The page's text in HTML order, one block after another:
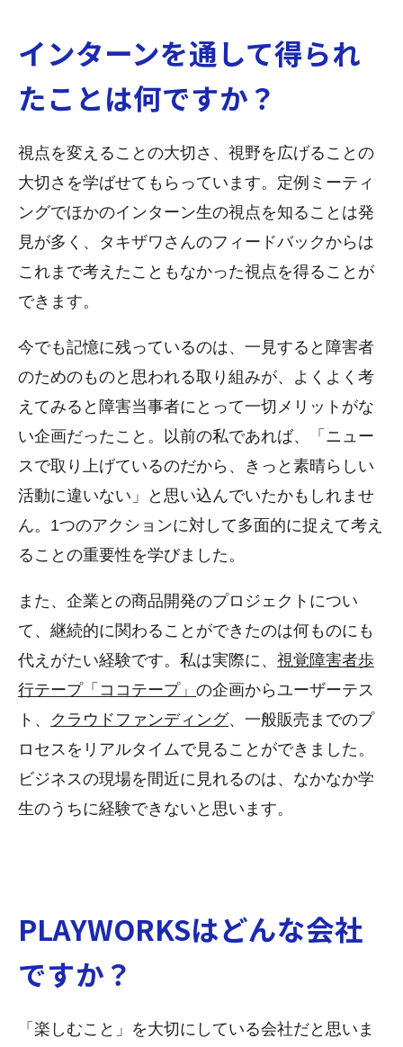
インターンを通して得られ
たことは何ですか？
視点を変えることの大切さ、視野を広げることの
大切さを学ばせてもらっています。定例ミーティ
ングでほかのインターン生の視点を知ることは発
見が多く、タキザワさんのフィードバックからは
これまで考えたこともなかった視点を得ることが
できます。
今でも記憶に残っているのは、一見すると障害者
のためのものと思われる取り組みが、よくよく考
えてみると障害当事者にとって一切メリットがな
い企画だったこと。以前の私であれば、「ニュー
スで取り上げているのだから、きっと素晴らしい
活動に違いない」と思い込んでいたかもしれませ
ん。1つのアクションに対して多面的に捉えて考え
ることの重要性を学びました。
また、企業との商品開発のプロジェクトについ
て、継続的に関わることができたのは何ものにも
代えがたい経験です。私は実際に、 視覚障害者歩
行テープ「ココテープ」 の企画からユーザーテス
ト、 クラウドファンディング、一般販売までのプ
ロセスをリアルタイムで見ることができました。
ビジネスの現場を間近に見れるのは、なかなか学
生のうちに経験できないと思います。
PLAYWORKSはどんな会社
ですか？
「楽しむこと」を大切にしている会社だと思いま